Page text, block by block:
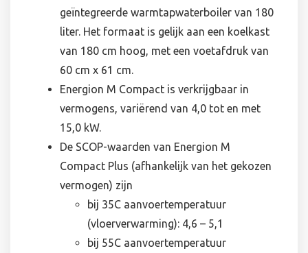
geïntegreerde warmtapwaterboiler van 180
liter. Het formaat is gelijk aan een koelkast
van 180 cm hoog, met een voetafdruk van
60 cm x 61 cm.
Energion M Compact is verkrijgbaar in
vermogens, variërend van 4,0 tot en met
15,0 kW.
De SCOP-waarden van Energion M
Compact Plus (afhankelijk van het gekozen
vermogen) zijn
bij 35C aanvoertemperatuur
(vloerverwarming): 4,6 – 5,1
bij 55C aanvoertemperatuur